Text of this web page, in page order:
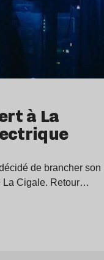
à La
de brancher son
La Cigale. Retour…